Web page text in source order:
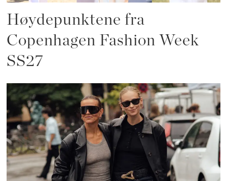
Høydepunktene fra
Copenhagen Fashion Week
SS27